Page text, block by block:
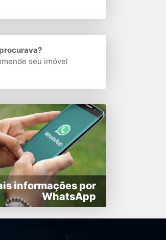
seu imóvel
informações por
WhatsApp